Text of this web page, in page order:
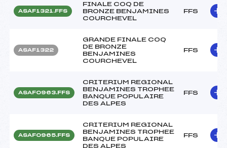
ASAF1321.FFS
FINALE COQ DE
BRONZE BENJAMINES
COURCHEVEL
FFS
ASAF1322
GRANDE FINALE COQ
DE BRONZE
BENJAMINES
COURCHEVEL
FFS
ASAF0963.FFS
CRITERIUM REGIONAL
BENJAMINES TROPHEE
BANQUE POPULAIRE
DES ALPES
FFS
ASAF0965.FFS
CRITERIUM REGIONAL
BENJAMINES TROPHEE
BANQUE POPULAIRE
DES ALPES
FFS